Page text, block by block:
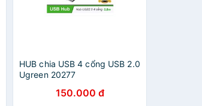
HUB chia USB 4 cổng USB 2.0
Ugreen 20277
150.000 đ